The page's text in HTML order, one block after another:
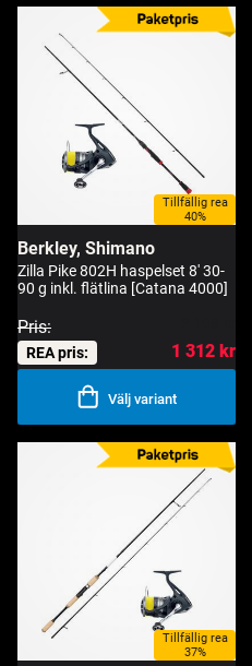
Tillfällig rea
40%
Berkley, Shimano
Zilla Pike 802H haspelset 8' 30-
90 g inkl. flätlina [Catana 4000]
Pris:
REA pris:
1 312 kr
Välj variant
Tillfällig rea
37%